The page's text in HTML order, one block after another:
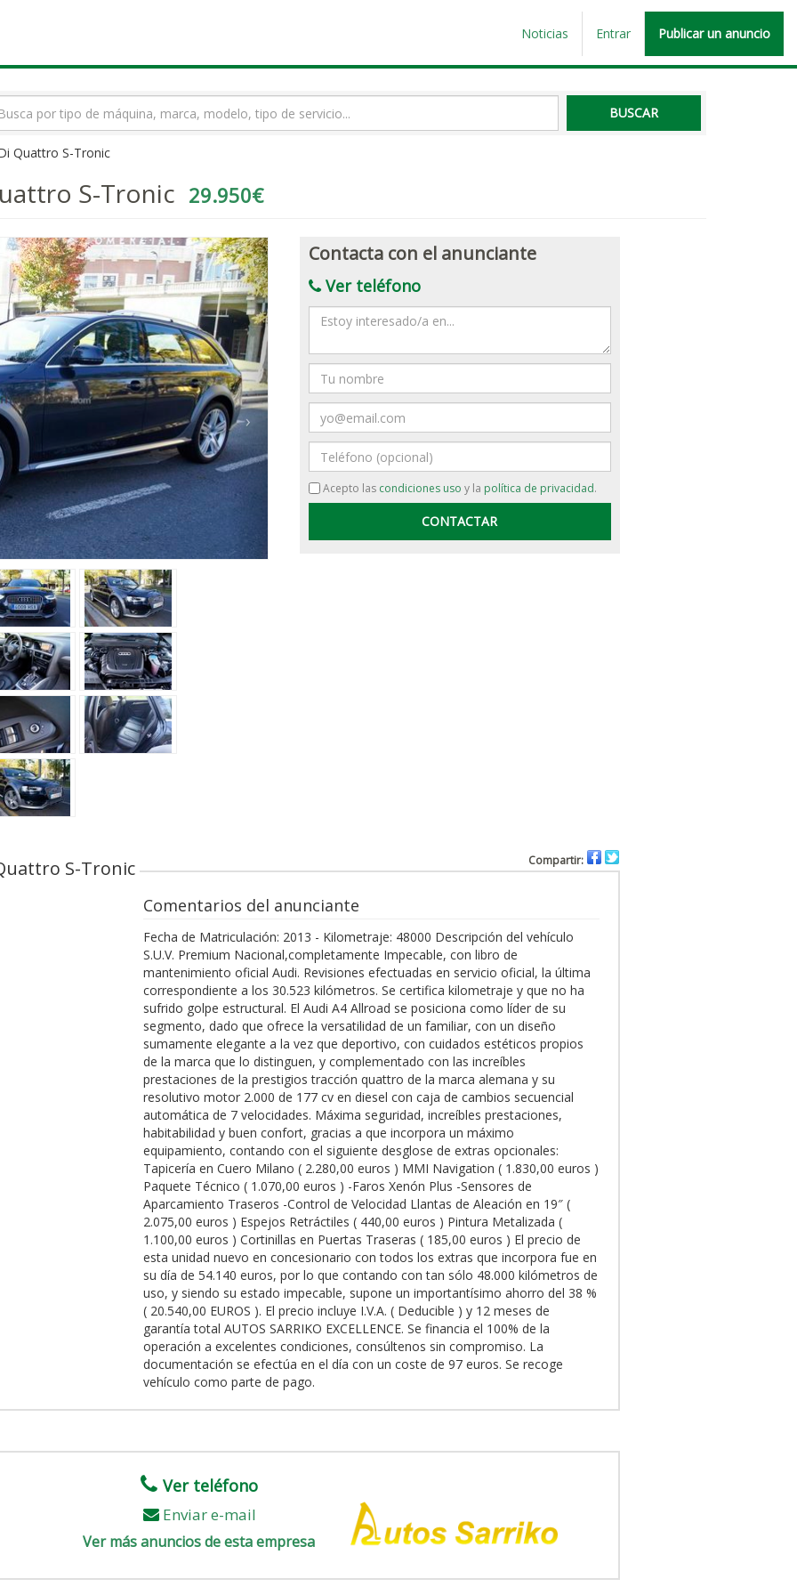
Noticias Entrar Publicar un anuncio
Quattro S-Tronic
S-Tronic 29.950€
›
Contacta con el anunciante
Ver teléfono
Mensaje
Nombre
Email
Teléfono
Acepto las condiciones uso y la política de privacidad.
S-Tronic Compartir:
Comentarios del anunciante
Fecha de Matriculación: 2013 - Kilometraje: 48000 Descripción del vehículo
S.U.V. Premium Nacional,completamente Impecable, con libro de
mantenimiento oficial Audi. Revisiones efectuadas en servicio oficial, la última
correspondiente a los 30.523 kilómetros. Se certifica kilometraje y que no ha
sufrido golpe estructural. El Audi A4 Allroad se posiciona como líder de su
segmento, dado que ofrece la versatilidad de un familiar, con un diseño
sumamente elegante a la vez que deportivo, con cuidados estéticos propios
de la marca que lo distinguen, y complementado con las increíbles
prestaciones de la prestigios tracción quattro de la marca alemana y su
resolutivo motor 2.000 de 177 cv en diesel con caja de cambios secuencial
automática de 7 velocidades. Máxima seguridad, increíbles prestaciones,
habitabilidad y buen confort, gracias a que incorpora un máximo
equipamiento, contando con el siguiente desglose de extras opcionales:
Tapicería en Cuero Milano ( 2.280,00 euros ) MMI Navigation ( 1.830,00 euros )
Paquete Técnico ( 1.070,00 euros ) -Faros Xenón Plus -Sensores de
Aparcamiento Traseros -Control de Velocidad Llantas de Aleación en 19″ (
2.075,00 euros ) Espejos Retráctiles ( 440,00 euros ) Pintura Metalizada (
1.100,00 euros ) Cortinillas en Puertas Traseras ( 185,00 euros ) El precio de
esta unidad nuevo en concesionario con todos los extras que incorpora fue en
su día de 54.140 euros, por lo que contando con tan sólo 48.000 kilómetros de
uso, y siendo su estado impecable, supone un importantísimo ahorro del 38 %
( 20.540,00 EUROS ). El precio incluye I.V.A. ( Deducible ) y 12 meses de
garantía total AUTOS SARRIKO EXCELLENCE. Se financia el 100% de la
operación a excelentes condiciones, consúltenos sin compromiso. La
documentación se efectúa en el día con un coste de 97 euros. Se recoge
vehículo como parte de pago.
Ver teléfono
Enviar e-mail
Ver más anuncios de esta empresa